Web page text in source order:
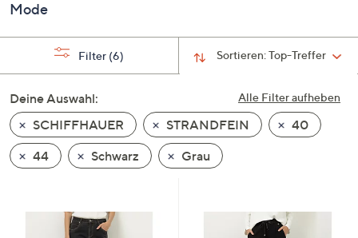
Pfeiltasten
nach
und
nach
unten
oder
wischen
Sie
Mode
Sortieren:Top-Treffer
Filter (6)
Alle Filter aufheben
Deine Auswahl:
SCHIFFHAUER
STRANDFEIN
40
44
Schwarz Grau